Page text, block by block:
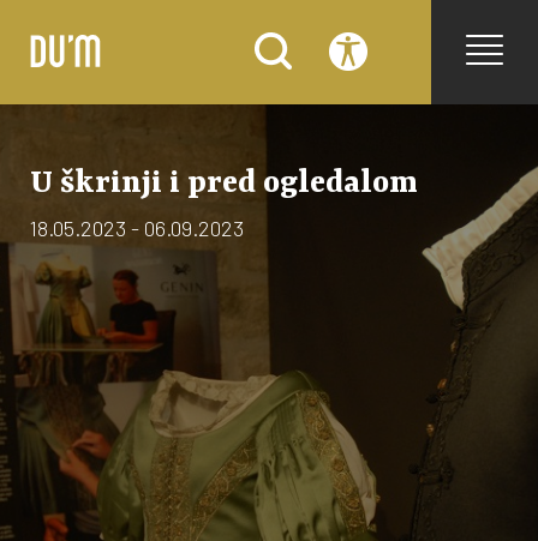
U škrinji i pred ogledalom
18.05.2023 - 06.09.2023